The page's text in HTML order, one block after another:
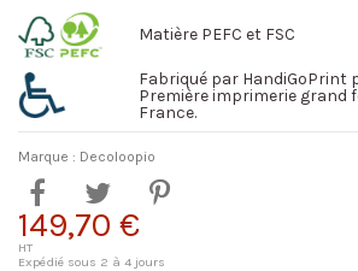
Matière PEFC et FSC
Fabriqué par HandiGoPrint
Première imprimerie grand
France.
Marque : Decoloopio
149,70 €
HT
Expédié sous 2 à 4 jours